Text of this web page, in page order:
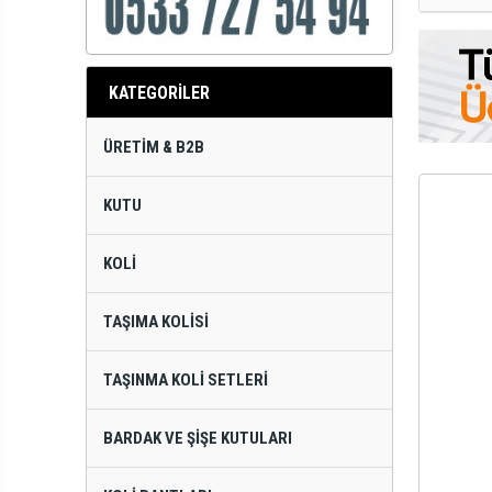
KATEGORİLER
ÜRETIM & B2B
KUTU
KOLI
TAŞIMA KOLISI
TAŞINMA KOLI SETLERI
BARDAK VE ŞIŞE KUTULARI